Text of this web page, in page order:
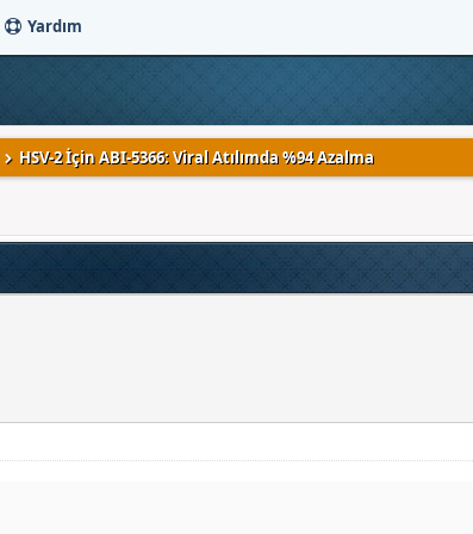
Yardım
HSV-2 İçin ABI-5366: Viral Atılımda %94 Azalma